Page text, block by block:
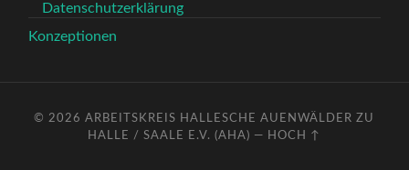
Datenschutzerklärung
Konzeptionen
© 2026ARBEITSKREIS HALLESCHE AUENWÄLDER ZU
HALLE / SAALE E.V. (AHA) — HOCH ↑